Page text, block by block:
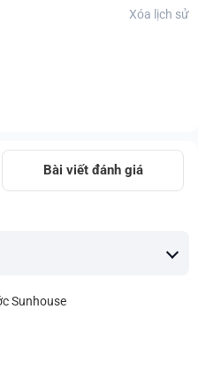
Xóa lịch sử
Bài viết đánh giá
Sunhouse